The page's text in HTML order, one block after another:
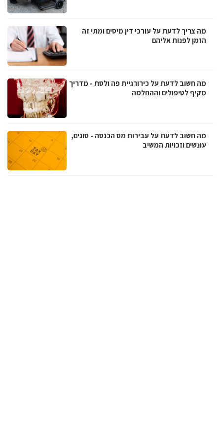
מה צריך לדעת על עורכי דין מיסים ומתי זה
הזמן לפנות אליהם
מה חשוב לדעת על כירורגיית פה ולסת - מדריך
מקיף לטיפולים וההחלמה
מה חשוב לדעת על עבירות מס הכנסה - סוגים,
עונשים וזכויות המשיב